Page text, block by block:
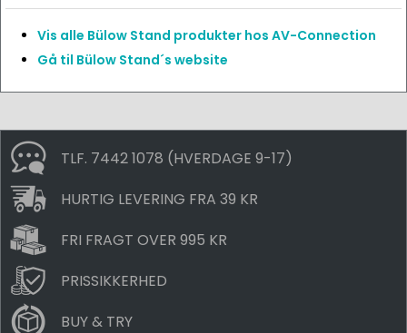
Vis alle Bülow Stand produkter hos AV-Connection
Gå til Bülow Stand´s website
TLF. 7442 1078 (HVERDAGE 9-17)
HURTIG LEVERING FRA 39 KR
FRI FRAGT OVER 995 KR
PRISSIKKERHED
BUY & TRY